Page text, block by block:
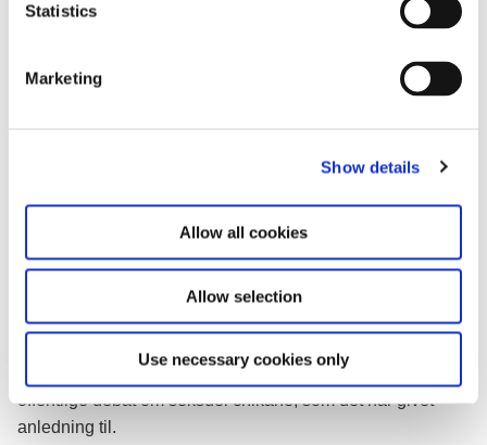
Statistics
Marketing
Show details
Allow all cookies
Allow selection
Use necessary cookies only
lægges vægt på omgangstonen på arbejdspladsen, når
der er en særlig omgangstone på arbejdspladsen.
ledelsesopgave at gribe ind med det samme", siger Troels
Lovforslaget udspringer af #MeToo-bevægelsen og den
offentlige debat om seksuel chikane, som det har givet
anledning til.